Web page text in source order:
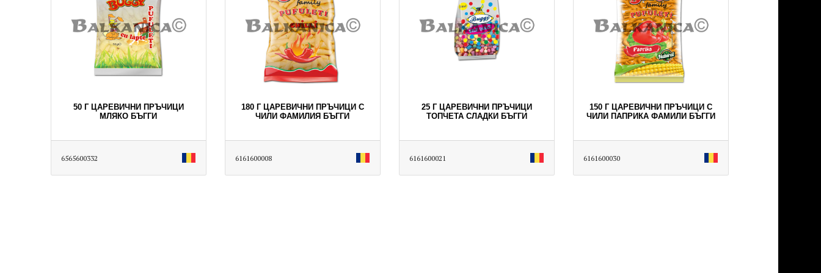
50 Г ЦАРЕВИЧНИ ПРЪЧИЦИ
МЛЯКО БЪГГИ
6565600332
180 Г ЦАРЕВИЧНИ ПРЪЧИЦИ С
ЧИЛИ ФАМИЛИЯ БЪГГИ
6161600008
25 Г ЦАРЕВИЧНИ ПРЪЧИЦИ
ТОПЧЕТА СЛАДКИ БЪГГИ
6161600021
150 Г ЦАРЕВИЧНИ ПРЪЧИЦИ С
ЧИЛИ ПАПРИКА ФАМИЛИ БЪГГИ
6161600030